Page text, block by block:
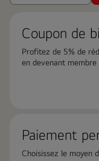
Coupon de
Profitez de 5% de
en devenant membre
Paiement
Choisissez le moyen